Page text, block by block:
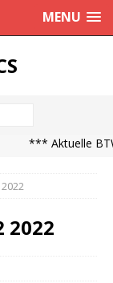
MENU
*** Aktuelle
2022